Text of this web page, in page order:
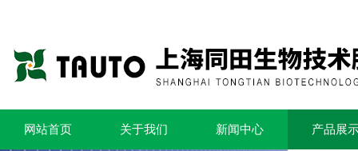
网站首页 关于我们 新闻中心 产品展